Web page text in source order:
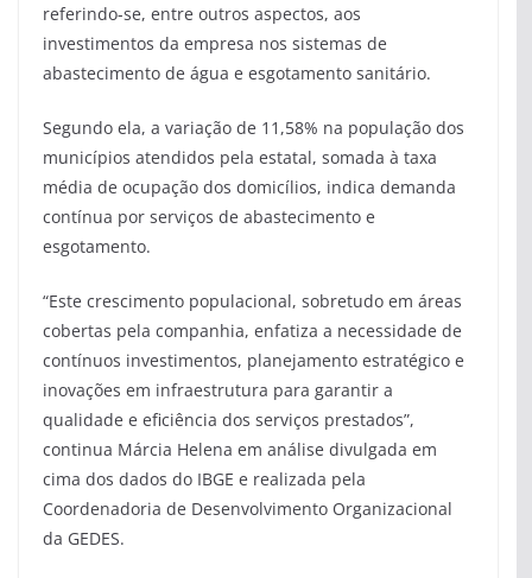
referindo-se, entre outros aspectos, aos
investimentos da empresa nos sistemas de
abastecimento de água e esgotamento sanitário.
Segundo ela, a variação de 11,58% na população dos
municípios atendidos pela estatal, somada à taxa
média de ocupação dos domicílios, indica demanda
contínua por serviços de abastecimento e
esgotamento.
“Este crescimento populacional, sobretudo em áreas
cobertas pela companhia, enfatiza a necessidade de
contínuos investimentos, planejamento estratégico e
inovações em infraestrutura para garantir a
qualidade e eficiência dos serviços prestados”,
continua Márcia Helena em análise divulgada em
cima dos dados do IBGE e realizada pela
Coordenadoria de Desenvolvimento Organizacional
da GEDES.